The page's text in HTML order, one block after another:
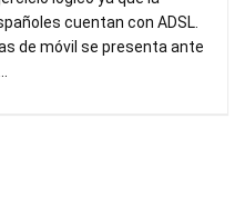
cuentan con ADSL.
de móvil se presenta ante